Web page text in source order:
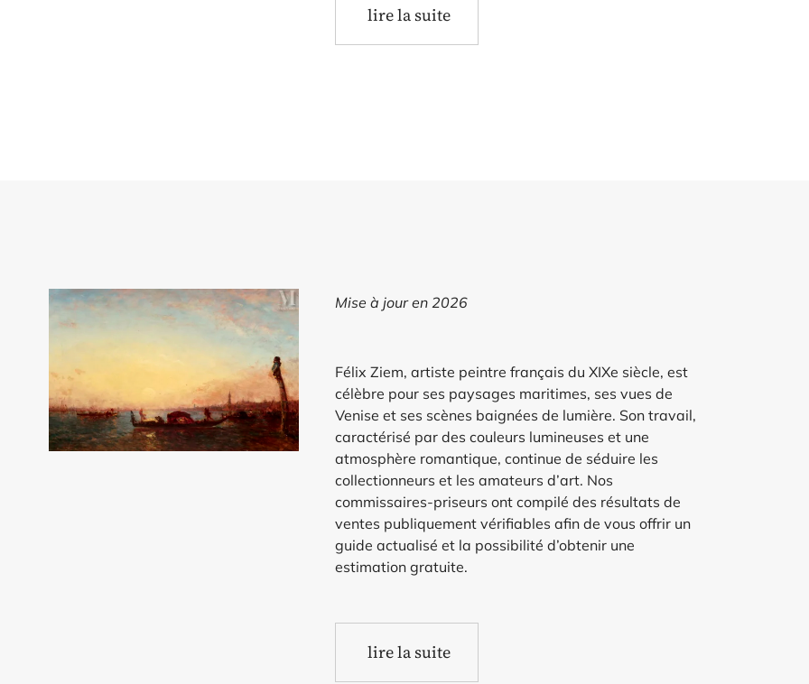
lire la suite
Mise à jour en 2026
Félix Ziem, artiste peintre français du XIXe siècle, est
célèbre pour ses paysages maritimes, ses vues de
Venise et ses scènes baignées de lumière. Son travail,
caractérisé par des couleurs lumineuses et une
atmosphère romantique, continue de séduire les
collectionneurs et les amateurs d’art. Nos
commissaires-priseurs ont compilé des résultats de
ventes publiquement vérifiables afin de vous offrir un
guide actualisé et la possibilité d’obtenir une
estimation gratuite.
lire la suite